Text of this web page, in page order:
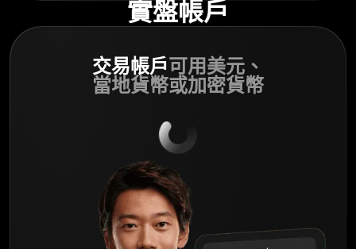
實盤帳戶
交易帳戶 可用美元、
當地貨幣或加密貨幣